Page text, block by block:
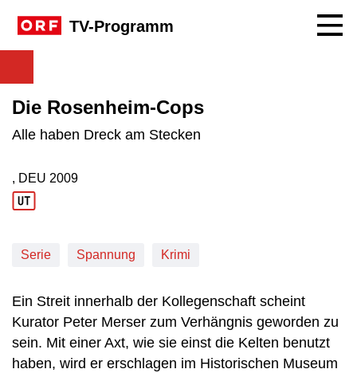
TV-Programm
Die Rosenheim-Cops
Alle haben Dreck am Stecken
Produktionsland: DEU
, DEU
Produktionsjahr: 2009
2009
Serie Spannung Krimi
Ein Streit innerhalb der Kollegenschaft scheint
Kurator Peter Merser zum Verhängnis geworden zu
sein. Mit einer Axt, wie sie einst die Kelten benutzt
haben, wird er erschlagen im Historischen Museum